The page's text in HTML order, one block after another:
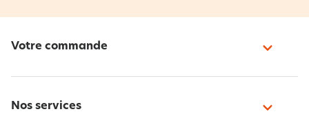
Votre commande
Nos services